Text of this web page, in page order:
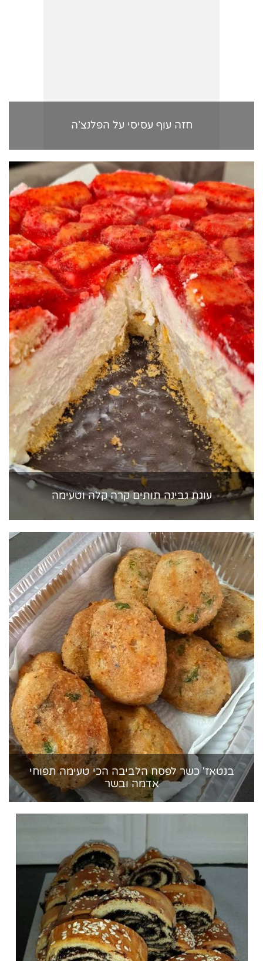
חזה עוף עסיסי על הפלנצ'ה
עוגת גבינה תותים קרה קלה וטעימה
בנטאז' כשר לפסח הלביבה הכי טעימה תפוחי
אדמה ובשר